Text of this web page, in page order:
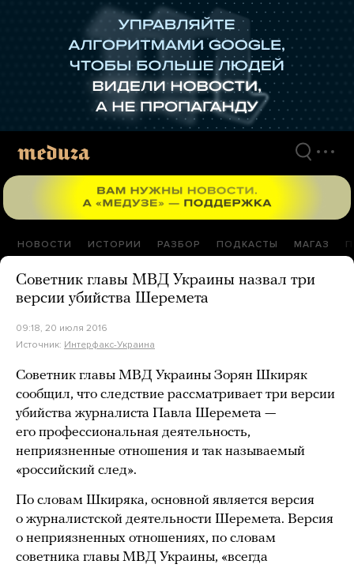
НОВОСТИ ИСТОРИИ РАЗБОР ПОДКАСТЫ МАГАЗ
Советник главы МВД Украины назвал три
версии убийства Шеремета
09:18, 20 июля 2016
Источник: Интерфакс-Украина
Советник главы МВД Украины Зорян Шкиряк
сообщил, что следствие рассматривает три версии
убийства журналиста Павла Шеремета —
его профессиональная деятельность,
неприязненные отношения и так называемый
«российский след».
По словам Шкиряка, основной является версия
о журналистской деятельности Шеремета. Версия
о неприязненных отношениях, по словам
советника главы МВД Украины, «всегда